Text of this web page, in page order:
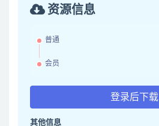
资源信息
普通
会员
登录后下载
其他信息